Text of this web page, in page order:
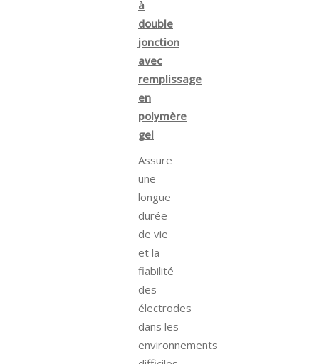
à
double
jonction
avec
remplissage
en
polymère
gel
Assure
une
longue
durée
de vie
et la
fiabilité
des
électrodes
dans les
environnements